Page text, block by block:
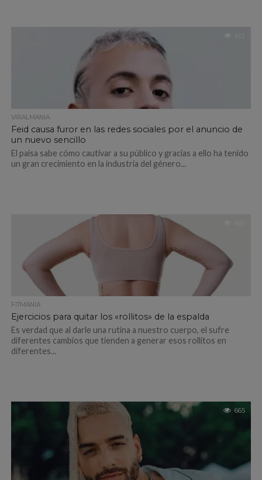
VIRALMANIA
Feid causa furor en las redes sociales por el anuncio de
un nuevo sencillo
El paisa sabe cómo cautivar a su público y gracias a ello ha tenido
un gran crecimiento en la industria del género...
FITMANIA
Ejercicios para quitar los «rollitos» de la espalda
Es verdad que al darle una rutina a nuestro cuerpo, el sufre
diferentes cambios que tienden a generar esos rollitos en
diferentes...
665